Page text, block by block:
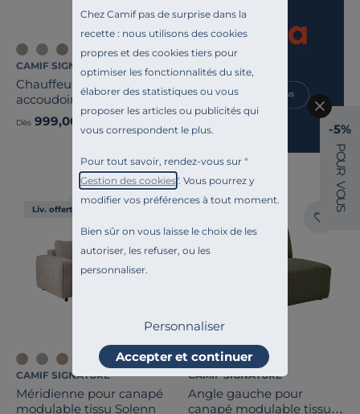
Chez Camif pas de surprise dans la
recette : nous utilisons des cookies
propres et des cookies tiers pour
optimiser les fonctionnalités du site,
élaborer des statistiques ou vous
proposer les articles ou publicités qui
vous correspondent le plus.
Pour tout savoir, rendez-vous sur "
Gestion des cookies". Vous pourrez y
modifier vos préférences à tout moment.
Bien sûr on vous laisse le choix de les
autoriser, les refuser, ou les
personnaliser.
Personnaliser
Accepter et continuer
CAMIF SIGNATURE
Chauffeuse avec
accoudoir pour canapé
modulable tissu Solenn
Dès 999,00 €
Liv. offerte
CAMIF SIGNATURE
Méridienne pour canapé
modulable tissu Solenn
CAMIF SIGNATURE
Angle gauche pour
canapé modulable tissu
-5%
P
O
U
R
V
O
U
S